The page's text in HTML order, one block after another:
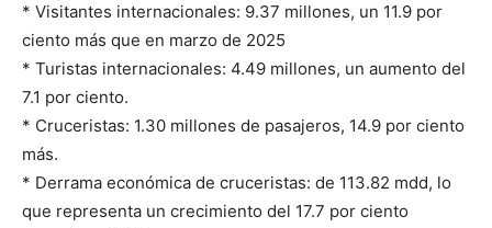
* Visitantes internacionales: 9.37 millones, un 11.9 por
ciento más que en marzo de 2025
* Turistas internacionales: 4.49 millones, un aumento del
7.1 por ciento.
* Cruceristas: 1.30 millones de pasajeros, 14.9 por ciento
más.
* Derrama económica de cruceristas: de 113.82 mdd, lo
que representa un crecimiento del 17.7 por ciento